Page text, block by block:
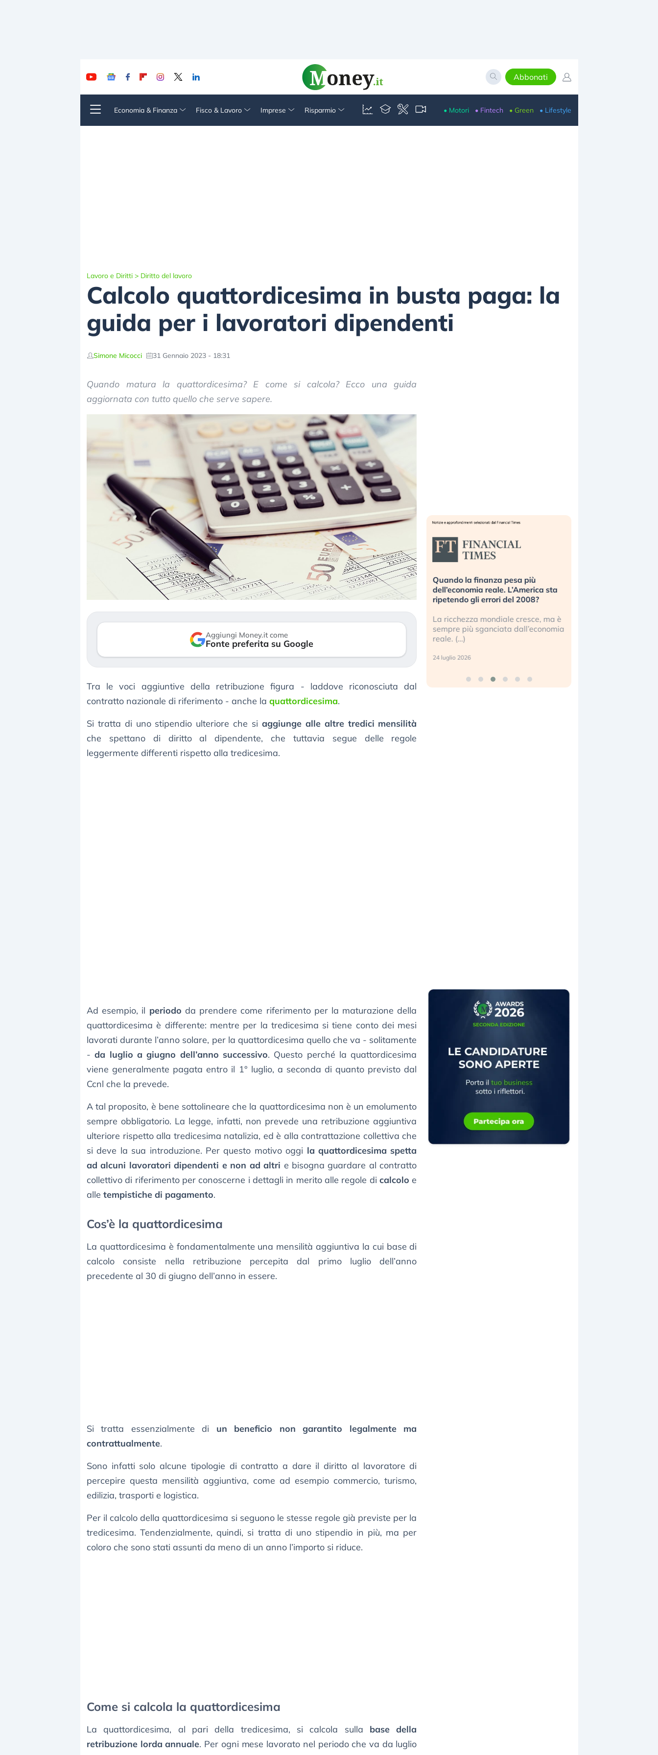
Abbonati
Economia & Finanza Fisco & Lavoro Imprese Risparmio • Motori • Fintech • Green • Lifestyle
Lavoro e Diritti > Diritto del lavoro
Calcolo quattordicesima in busta paga: la
guida per i lavoratori dipendenti
Simone Micocci 31 Gennaio 2023 - 18:31
Quando matura la quattordicesima? E come si calcola? Ecco una guida
aggiornata con tutto quello che serve sapere.
Aggiungi Money.it come
Fonte preferita su Google
Tra le voci aggiuntive della retribuzione figura - laddove riconosciuta dal
contratto nazionale di riferimento - anche la quattordicesima.
Si tratta di uno stipendio ulteriore che si aggiunge alle altre tredici mensilità
che spettano di diritto al dipendente, che tuttavia segue delle regole
leggermente differenti rispetto alla tredicesima.
Ad esempio, il periodo da prendere come riferimento per la maturazione della
quattordicesima è differente: mentre per la tredicesima si tiene conto dei mesi
lavorati durante l’anno solare, per la quattordicesima quello che va - solitamente
-da luglio a giugno dell’anno successivo. Questo perché la quattordicesima
viene generalmente pagata entro il 1° luglio, a seconda di quanto previsto dal
Ccnl che la prevede.
A tal proposito, è bene sottolineare che la quattordicesima non è un emolumento
sempre obbligatorio. La legge, infatti, non prevede una retribuzione aggiuntiva
ulteriore rispetto alla tredicesima natalizia, ed è alla contrattazione collettiva che
si deve la sua introduzione. Per questo motivo oggi la quattordicesima spetta
ad alcuni lavoratori dipendenti e non ad altri e bisogna guardare al contratto
collettivo di riferimento per conoscerne i dettagli in merito alle regole dicalcolo e
alle tempistiche di pagamento.
Cos’è la quattordicesima
La quattordicesima è fondamentalmente una mensilità aggiuntiva la cui base di
calcolo consiste nella retribuzione percepita dal primo luglio dell’anno
precedente al 30 di giugno dell’anno in essere.
Si tratta essenzialmente di un beneficio non garantito legalmente ma
contrattualmente.
Sono infatti solo alcune tipologie di contratto a dare il diritto al lavoratore di
percepire questa mensilità aggiuntiva, come ad esempio commercio, turismo,
edilizia, trasporti e logistica.
Per il calcolo della quattordicesima si seguono le stesse regole già previste per la
tredicesima. Tendenzialmente, quindi, si tratta di uno stipendio in più, ma per
coloro che sono stati assunti da meno di un anno l’importo si riduce.
Come si calcola la quattordicesima
La quattordicesima, al pari della tredicesima, si calcola sulla base della
retribuzione lorda annuale. Per ogni mese lavorato nel periodo che va da luglio
Dalle valutazioni estreme alla
correzione. Cosa sta guidando il
repricing degli asset?
3 agosto 2026
«La mia vita è rovinata». Investitori
in preda al panico dopo lo scoppio
della bolla AI
Kospi, mentre gli investitori retail (…)
30 luglio 2026
Quando la finanza pesa più
dell’economia reale. L’America sta
ripetendo gli errori del 2008?
La ricchezza mondiale cresce, ma è
sempre più sganciata dall’economia
reale. (…)
24 luglio 2026